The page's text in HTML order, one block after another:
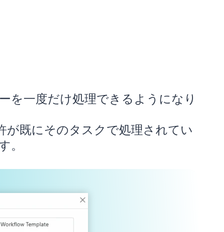
を一度だけ処理できるようになり
が既にそのタスクで処理されてい